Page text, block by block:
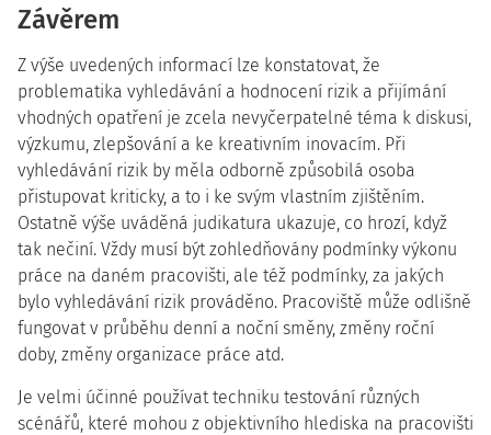
Závěrem
Z výše uvedených informací lze konstatovat, že
problematika vyhledávání a hodnocení rizik a přijímání
vhodných opatření je zcela nevyčerpatelné téma k diskusi,
výzkumu, zlepšování a ke kreativním inovacím. Při
vyhledávání rizik by měla odborně způsobilá osoba
přistupovat kriticky, a to i ke svým vlastním zjištěním.
Ostatně výše uváděná judikatura ukazuje, co hrozí, když
tak nečiní. Vždy musí být zohledňovány podmínky výkonu
práce na daném pracovišti, ale též podmínky, za jakých
bylo vyhledávání rizik prováděno. Pracoviště může odlišně
fungovat v průběhu denní a noční směny, změny roční
doby, změny organizace práce atd.
Je velmi účinné používat techniku testování různých
scénářů, které mohou z objektivního hlediska na pracovišti